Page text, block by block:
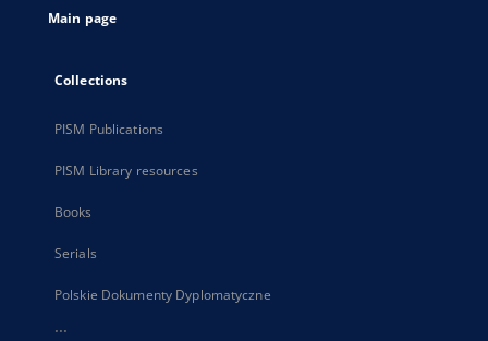
Main page
Collections
PISM Publications
PISM Library resources
Books
Serials
Polskie Dokumenty Dyplomatyczne
...